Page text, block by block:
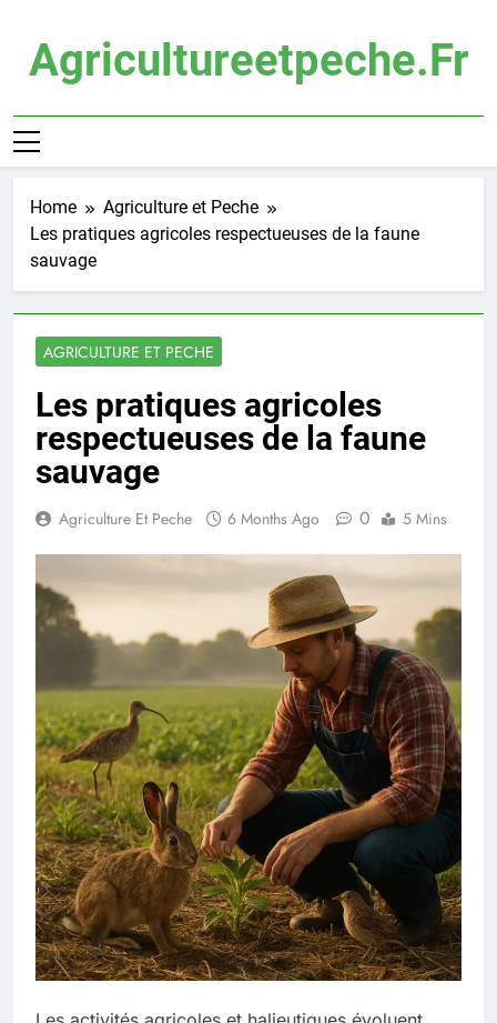
contentAgricultureetpeche.fr
Home
Agriculture et Peche
Les pratiques agricoles respectueuses de la faune
sauvage
AGRICULTURE ET PECHE
Les pratiques agricoles
respectueuses de la faune
sauvage
Agriculture Et Peche 6 Months Ago 0 5 Mins